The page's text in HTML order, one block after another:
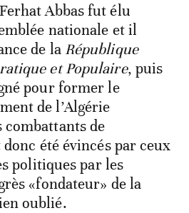
Abbas fut élu
nationale et il
de la République
et Populaire, puis
pour former le
de l’Algérie
combattants de
été évincés par ceux
politiques par les
«fondateur» de la
oublié.